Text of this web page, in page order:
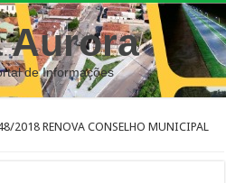
Aurora
de Informações
2018 RENOVA CONSELHO MUNICIPAL